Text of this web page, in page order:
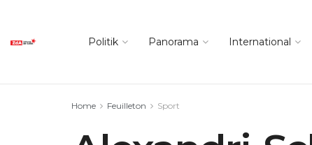
Politik Panorama International
Home Feuilleton Sport